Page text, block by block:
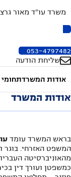
משרד עו"ד מאור
053-4797482
שליחת הודעה
אודות המשרדתחומי
אודות המשרד
בראש המשרד עומד
המשפט האזרחי. בוגר
מהאוניברסיטה
כמשפטן ועורך דין